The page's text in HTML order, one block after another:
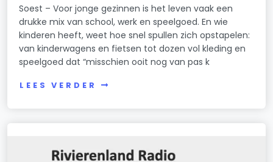
Soest – Voor jonge gezinnen is het leven vaak een
drukke mix van school, werk en speelgoed. En wie
kinderen heeft, weet hoe snel spullen zich opstapelen:
van kinderwagens en fietsen tot dozen vol kleding en
speelgoed dat “misschien ooit nog van pas k
LEES VERDER